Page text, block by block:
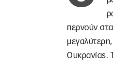
περνούν
Ουκρανίας.